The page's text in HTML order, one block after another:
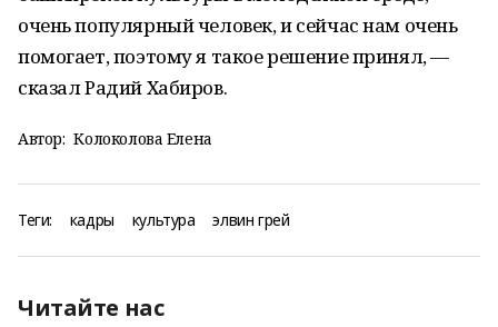
очень популярный человек, и сейчас нам очень
помогает, поэтому я такое решение принял, —
сказал Радий Хабиров.
Автор: Колоколова Елена
Теги: кадры культура элвин грей
Читайте нас